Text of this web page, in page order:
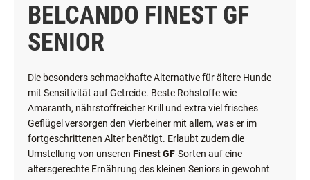
BELCANDO FINEST GF
SENIOR
Die besonders schmackhafte Alternative für ältere Hunde
mit Sensitivität auf Getreide. Beste Rohstoffe wie
Amaranth, nährstoffreicher Krill und extra viel frisches
Geflügel versorgen den Vierbeiner mit allem, was er im
fortgeschrittenen Alter benötigt. Erlaubt zudem die
Umstellung von unseren Finest GF-Sorten auf eine
altersgerechte Ernährung des kleinen Seniors in gewohnt